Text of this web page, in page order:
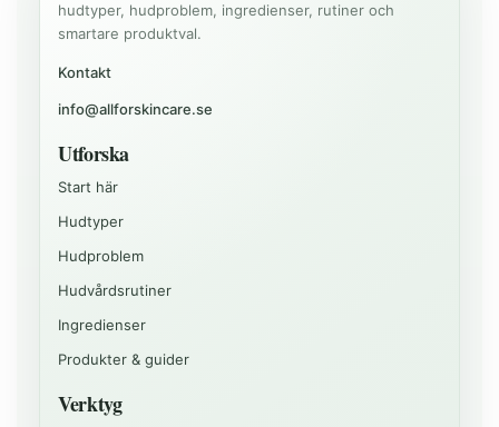
hudtyper, hudproblem, ingredienser, rutiner och
smartare produktval.
Kontakt
info@allforskincare.se
Utforska
Start här
Hudtyper
Hudproblem
Hudvårdsrutiner
Ingredienser
Produkter & guider
Verktyg